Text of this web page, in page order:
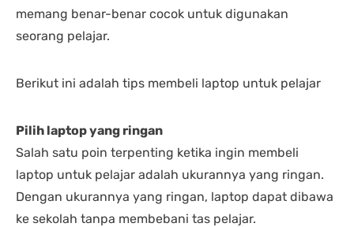
memang benar-benar cocok untuk digunakan
seorang pelajar.
Berikut ini adalah tips membeli laptop untuk pelajar
Pilih laptop yang ringan
Salah satu poin terpenting ketika ingin membeli
laptop untuk pelajar adalah ukurannya yang ringan.
Dengan ukurannya yang ringan, laptop dapat dibawa
ke sekolah tanpa membebani tas pelajar.